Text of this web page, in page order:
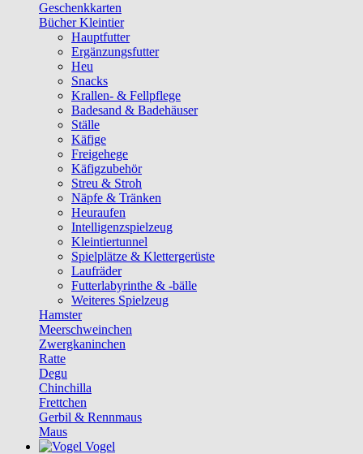
Geschenkkarten
Bücher Kleintier
Hauptfutter
Ergänzungsfutter
Heu
Snacks
Krallen- & Fellpflege
Badesand & Badehäuser
Ställe
Käfige
Freigehege
Käfigzubehör
Streu & Stroh
Näpfe & Tränken
Heuraufen
Intelligenzspielzeug
Kleintiertunnel
Spielplätze & Klettergerüste
Laufräder
Futterlabyrinthe & -bälle
Weiteres Spielzeug
Hamster
Meerschweinchen
Zwergkaninchen
Ratte
Degu
Chinchilla
Frettchen
Gerbil & Rennmaus
Maus
Vogel